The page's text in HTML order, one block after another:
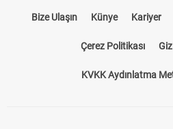
Bize Ulaşın Künye Kariyer
Çerez Politikası
KVKK Aydınlatma